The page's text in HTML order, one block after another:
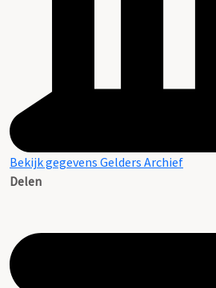
Bekijk gegevens Gelders Archief
Delen